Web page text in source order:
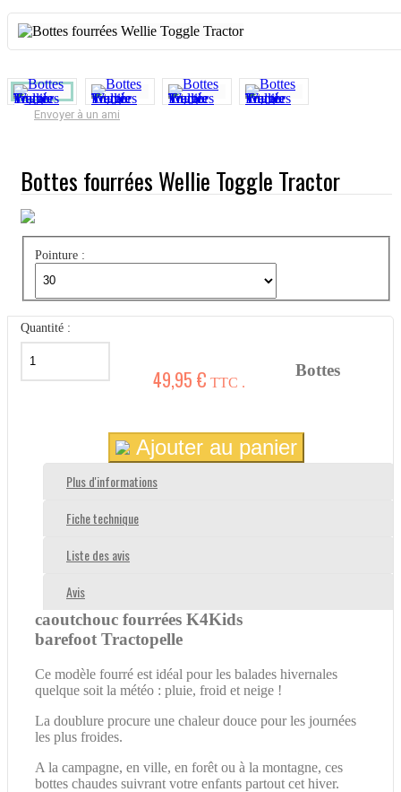
Envoyer à un ami
Bottes fourrées Wellie Toggle Tractor
Pointure :
Quantité :
49,95 € TTC .
Ajouter au panier
Plus d'informations
Fiche technique
Liste des avis
Avis
Bottes
caoutchouc fourrées K4Kids
barefoot Tractopelle
Ce modèle fourré est idéal pour les balades hivernales
quelque soit la météo : pluie, froid et neige !
La doublure procure une chaleur douce pour les journées
les plus froides.
A la campagne, en ville, en forêt ou à la montagne, ces
bottes chaudes suivrant votre enfants partout cet hiver.